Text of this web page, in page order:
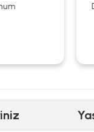
Doktorumun